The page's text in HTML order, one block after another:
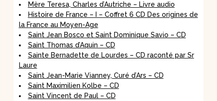
Mère Teresa, Charles d’Autriche – Livre audio
Histoire de France – I – Coffret 6 CD Des origines de
la France au Moyen-Age
Saint Jean Bosco et Saint Dominique Savio – CD
Saint Thomas d’Aquin – CD
Sainte Bernadette de Lourdes – CD raconté par Sr
Laure
Saint Jean-Marie Vianney, Curé d’Ars – CD
Saint Maximilien Kolbe – CD
Saint Vincent de Paul – CD